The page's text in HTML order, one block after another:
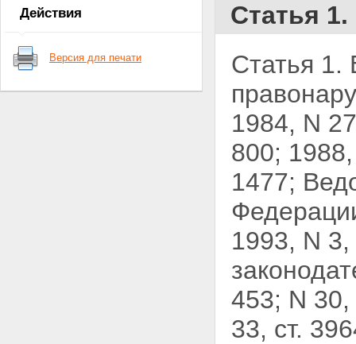
Действия
Версия для печати
Статья 1.
Статья 1.
1984, N
800;
1477;
1993, N
453; N 30,
33, ст.